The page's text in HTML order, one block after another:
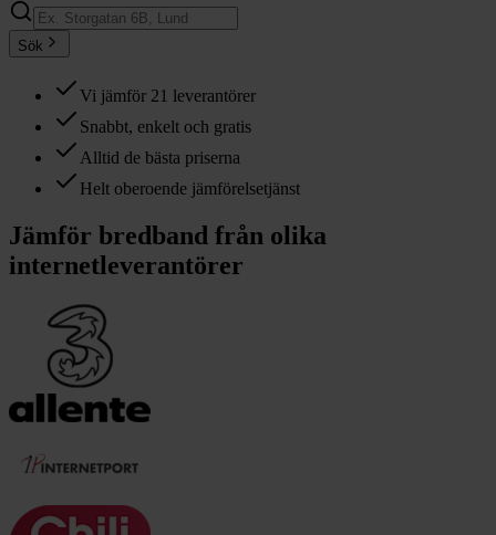
Sök
Vi jämför 21 leverantörer
Snabbt, enkelt och gratis
Alltid de bästa priserna
Helt oberoende jämförelsetjänst
Jämför bredband från olika
internetleverantörer